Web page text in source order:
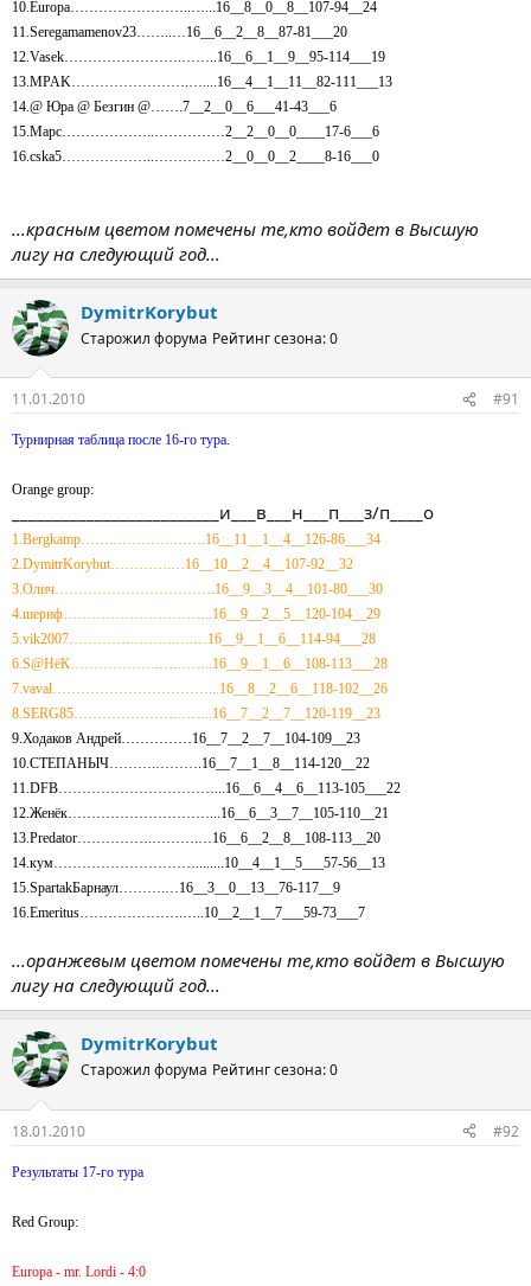
10.Europa……………………..…...16__8__0__8__107-94__24
11.Seregamamenov23……..…16__6__2__8__87-81___20
12.Vasek…………………….……..16__6__1__9__95-114___19
13.MPAK…………………….…....16__4__1__11__82-111___13
14.@ Юра @ Безгин @…….7__2__0__6___41-43___6
15.Марс………………..……………2__2__0__0____17-6___6
16.cska5………………..……………2__0__0__2____8-16___0
...красным цветом помечены те,кто войдет в Высшую
лигу на следующий год...
DymitrKorybut
Старожил форума Рейтинг сезона: 0
11.01.2010 #91
Турнирная таблица после 16-го тура.
Orange group:
_________________________и___в___н___п___з/п____о
1.Bergkamp…….………….…….16__11__1__4__126-86___34
2.DymitrKorybut………….…16__10__2__4__107-92__32
3.Олич…………………………….16__9__3__4__101-80___30
4.шериф…………………………..16__9__2__5__120-104__29
5.vik2007………….……….….…16__9__1__6__114-94___28
6.S@HёК……………….….……..16__9__1__6__108-113___28
7.vaval……………………………...16__8__2__6__118-102__26
8.SERG85………………….……..16__7__2__7__120-119__23
9.Ходаков Андрей……………16__7__2__7__104-109__23
10.СТЕПАНЫЧ……….……….16__7__1__8__114-120__22
11.DFB……………………………...16__6__4__6__113-105___22
12.Женёк…………………………...16__6__3__7__105-110__21
13.Predator…………….……….…16__6__2__8__108-113__20
14.кум…………………………........10__4__1__5___57-56__13
15.SpartakБарнаул……….…16__3__0__13__76-117__9
16.Emeritus………………….…..10__2__1__7___59-73___7
...оранжевым цветом помечены те,кто войдет в Высшую
лигу на следующий год...
DymitrKorybut
Старожил форума Рейтинг сезона: 0
18.01.2010 #92
Результаты 17-го тура
Red Group:
Europa - mr. Lordi - 4:0